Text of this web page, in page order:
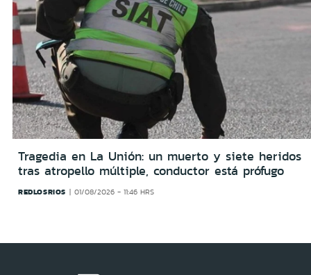
Tragedia en La Unión: un muerto y siete heridos
tras atropello múltiple, conductor está prófugo
REDLOSRIOS 01/08/2026 - 11:46 HRS